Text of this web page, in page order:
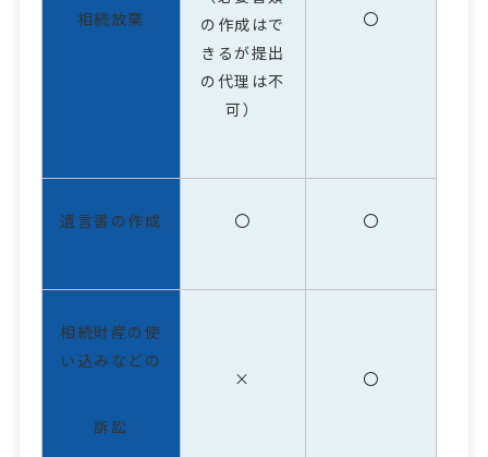
相続放棄
の作成はで
きるが提出
の代理は不
可）
〇
遺言書の作成 〇 〇
相続財産の使
い込みなどの
訴訟
× 〇